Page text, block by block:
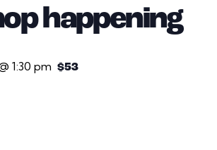
happening
1:30 pm $53